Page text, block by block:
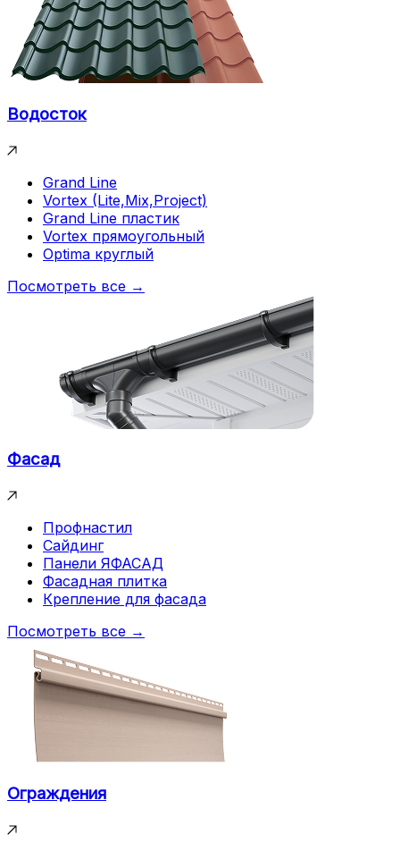
Водосток
Grand Line
Vortex (Lite,Mix,Project)
Grand Line пластик
Vortex прямоугольный
Optima круглый
Посмотреть все →
Фасад
Профнастил
Сайдинг
Панели ЯФАСАД
Фасадная плитка
Крепление для фасада
Посмотреть все →
Ограждения